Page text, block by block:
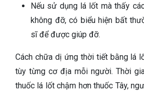
Nếu sử dụng lá lốt mà thấy
không đỡ, có biểu hiện bất
sĩ để được giúp đỡ.
Cách chữa dị ứng thời tiết bằng lá
tùy từng cơ địa mỗi người. Thời
thuốc lá lốt chậm hơn thuốc Tây,